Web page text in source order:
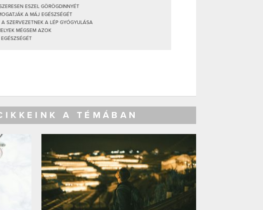
ESZEL GÖRÖGDINNYÉT
A MÁJ EGÉSZSÉGÉT
SZERVEZETNEK A LÉP GYÓGYULÁSA
MÉGSEM AZOK
A TÉMÁBAN